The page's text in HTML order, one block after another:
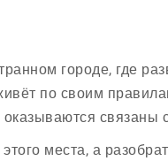
городе, где
по своим
связаны
места, а